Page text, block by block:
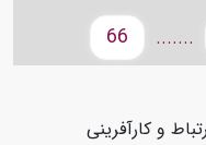
.......
66
و کارآفرینی